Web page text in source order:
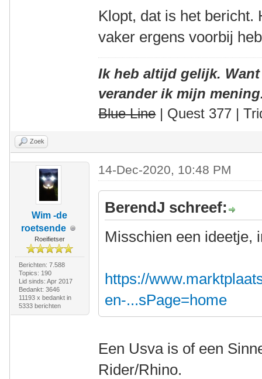
Klopt, dat is het bericht.
vaker ergens voorbij
Ik heb altijd gelijk.
verander ik mijn
Blue Line| Quest 377 |
Zoek
Wim -de
roetsende
Roeifietser
Berichten: 7.588
Topics: 190
Lid sinds: Apr 2017
Bedankt: 3646
11193 x bedankt in
5333 berichten
14-Dec-2020, 10:48 PM
BerendJ schreef:
Misschien een ideetje,
https://
en-...sPage=home
Een Usva is of een
Rider/Rhino.